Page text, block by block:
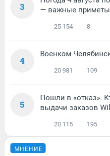
3
— важные приметы
25 154 8
4
Военком
20 981 109
5
Пошли в «отказ».
выдачи заказов
20 115 195
МНЕНИЕ